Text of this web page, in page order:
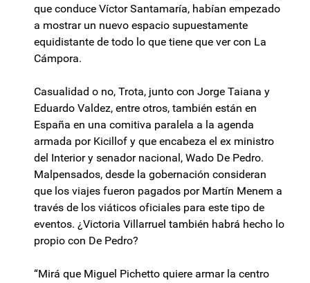
que conduce Víctor Santamaría, habían empezado
a mostrar un nuevo espacio supuestamente
equidistante de todo lo que tiene que ver con La
Cámpora.
Casualidad o no, Trota, junto con Jorge Taiana y
Eduardo Valdez, entre otros, también están en
España en una comitiva paralela a la agenda
armada por Kicillof y que encabeza el ex ministro
del Interior y senador nacional, Wado De Pedro.
Malpensados, desde la gobernación consideran
que los viajes fueron pagados por Martín Menem a
través de los viáticos oficiales para este tipo de
eventos. ¿Victoria Villarruel también habrá hecho lo
propio con De Pedro?
“Mirá que Miguel Pichetto quiere armar la centro